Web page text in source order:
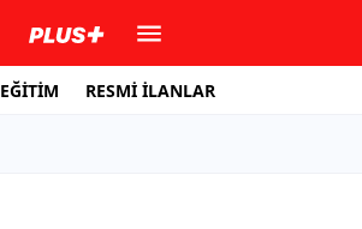
EĞİTİM RESMİ İLANLAR